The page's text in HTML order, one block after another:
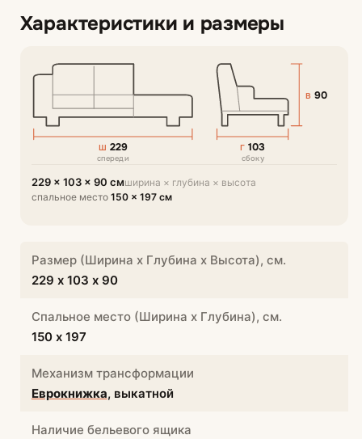
Характеристики и размеры
Ш 229 Г103
В 90
спереди сбоку
229 × 103 × 90 смширина × глубина × высота
спальное место 150 × 197 см
Размер (Ширина х Глубина х Высота), см.
229 х 103 х 90
Спальное место (Ширина х Глубина), см.
150 х 197
Механизм трансформации
Еврокнижка, выкатной
Наличие бельевого ящика